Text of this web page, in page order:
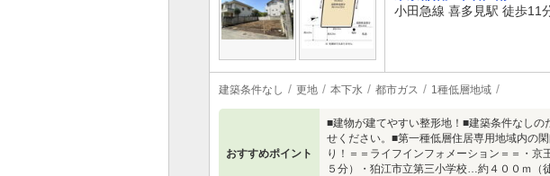
小田急線 喜多見駅 徒歩11
建築条件なし 更地 本下水 都市ガス 1種低層地域
おすすめポイント
■建物が建てやすい整形地！■建築条件なし
せください。■第一種低層住居専用地域内の
り！＝＝ライフインフォメーション＝＝・
５分）・狛江市立第三小学校…約４００ｍ